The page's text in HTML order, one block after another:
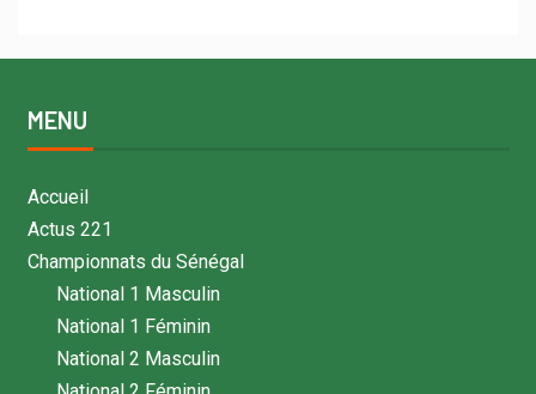
MENU
Accueil
Actus 221
Championnats du Sénégal
National 1 Masculin
National 1 Féminin
National 2 Masculin